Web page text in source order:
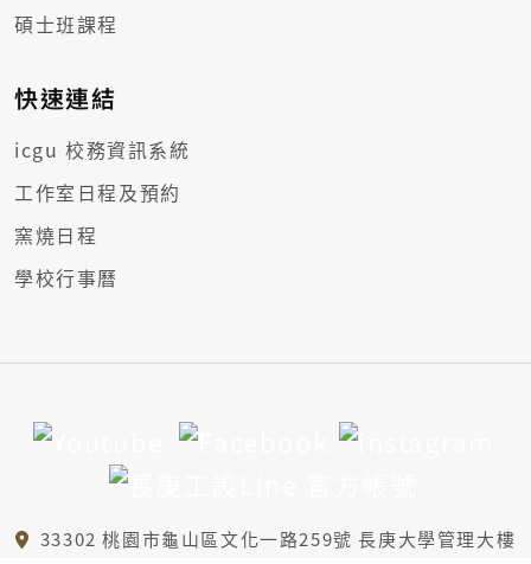
碩士班課程
快速連結
icgu 校務資訊系統
工作室日程及預約
窯燒日程
學校行事曆
33302 桃園市龜山區文化一路259號 長庚大學管理大樓